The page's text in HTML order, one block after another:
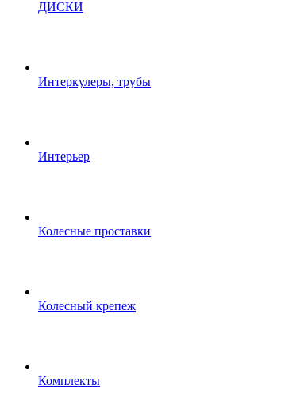
ДИСКИ
Интеркулеры, трубы
Интерьер
Колесные проставки
Колесный крепеж
Комплекты